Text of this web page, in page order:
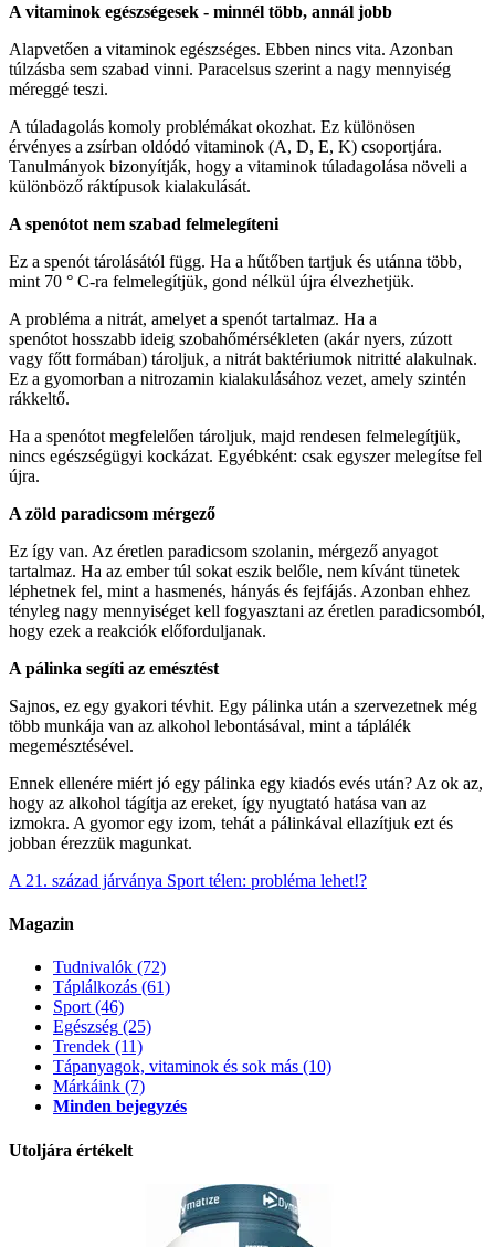
A vitaminok egészségesek - minnél több, annál jobb
Alapvetően a vitaminok egészséges. Ebben nincs vita. Azonban
túlzásba sem szabad vinni. Paracelsus szerint a nagy mennyiség
méreggé teszi.
A túladagolás komoly problémákat okozhat. Ez különösen
érvényes a zsírban oldódó vitaminok (A, D, E, K) csoportjára.
Tanulmányok bizonyítják, hogy a vitaminok túladagolása növeli a
különböző ráktípusok kialakulását.
A spenótot nem szabad felmelegíteni
Ez a spenót tárolásától függ. Ha a hűtőben tartjuk és utánna több,
mint 70 ° C-ra felmelegítjük, gond nélkül újra élvezhetjük.
A probléma a nitrát, amelyet a spenót tartalmaz. Ha a
spenótot hosszabb ideig szobahőmérsékleten (akár nyers, zúzott
vagy főtt formában) tároljuk, a nitrát baktériumok nitritté alakulnak.
Ez a gyomorban a nitrozamin kialakulásához vezet, amely szintén
rákkeltő.
Ha a spenótot megfelelően tároljuk, majd rendesen felmelegítjük,
nincs egészségügyi kockázat. Egyébként: csak egyszer melegítse fel
újra.
A zöld paradicsom mérgező
Ez így van. Az éretlen paradicsom szolanin, mérgező anyagot
tartalmaz. Ha az ember túl sokat eszik belőle, nem kívánt tünetek
léphetnek fel, mint a hasmenés, hányás és fejfájás. Azonban ehhez
tényleg nagy mennyiséget kell fogyasztani az éretlen paradicsomból,
hogy ezek a reakciók előforduljanak.
A pálinka segíti az emésztést
Sajnos, ez egy gyakori tévhit. Egy pálinka után a szervezetnek még
több munkája van az alkohol lebontásával, mint a táplálék
megemésztésével.
Ennek ellenére miért jó egy pálinka egy kiadós evés után? Az ok az,
hogy az alkohol tágítja az ereket, így nyugtató hatása van az
izmokra. A gyomor egy izom, tehát a pálinkával ellazítjuk ezt és
jobban érezzük magunkat.
A 21. század járványa Sport télen: probléma lehet!?
Magazin
Tudnivalók (72)
Táplálkozás (61)
Sport(46)
Egészség (25)
Trendek (11)
Tápanyagok, vitaminok és sok más (10)
Márkáink (7)
Minden bejegyzés
Utoljára értékelt